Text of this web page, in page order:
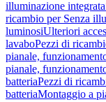
illuminazione integrata
ricambio per Senza
luminosiUlteriori
lavaboPezzi di
pianale,
pianale,
batteriaPezzi di
batteriaMontaggio a